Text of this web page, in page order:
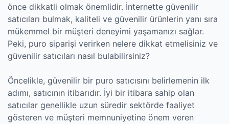
önce dikkatli olmak önemlidir. İnternette güvenilir
satıcıları bulmak, kaliteli ve güvenilir ürünlerin yanı sıra
mükemmel bir müşteri deneyimi yaşamanızı sağlar.
Peki, puro siparişi verirken nelere dikkat etmelisiniz ve
güvenilir satıcıları nasıl bulabilirsiniz?
Öncelikle, güvenilir bir puro satıcısını belirlemenin ilk
adımı, satıcının itibarıdır. İyi bir itibara sahip olan
satıcılar genellikle uzun süredir sektörde faaliyet
gösteren ve müşteri memnuniyetine önem veren